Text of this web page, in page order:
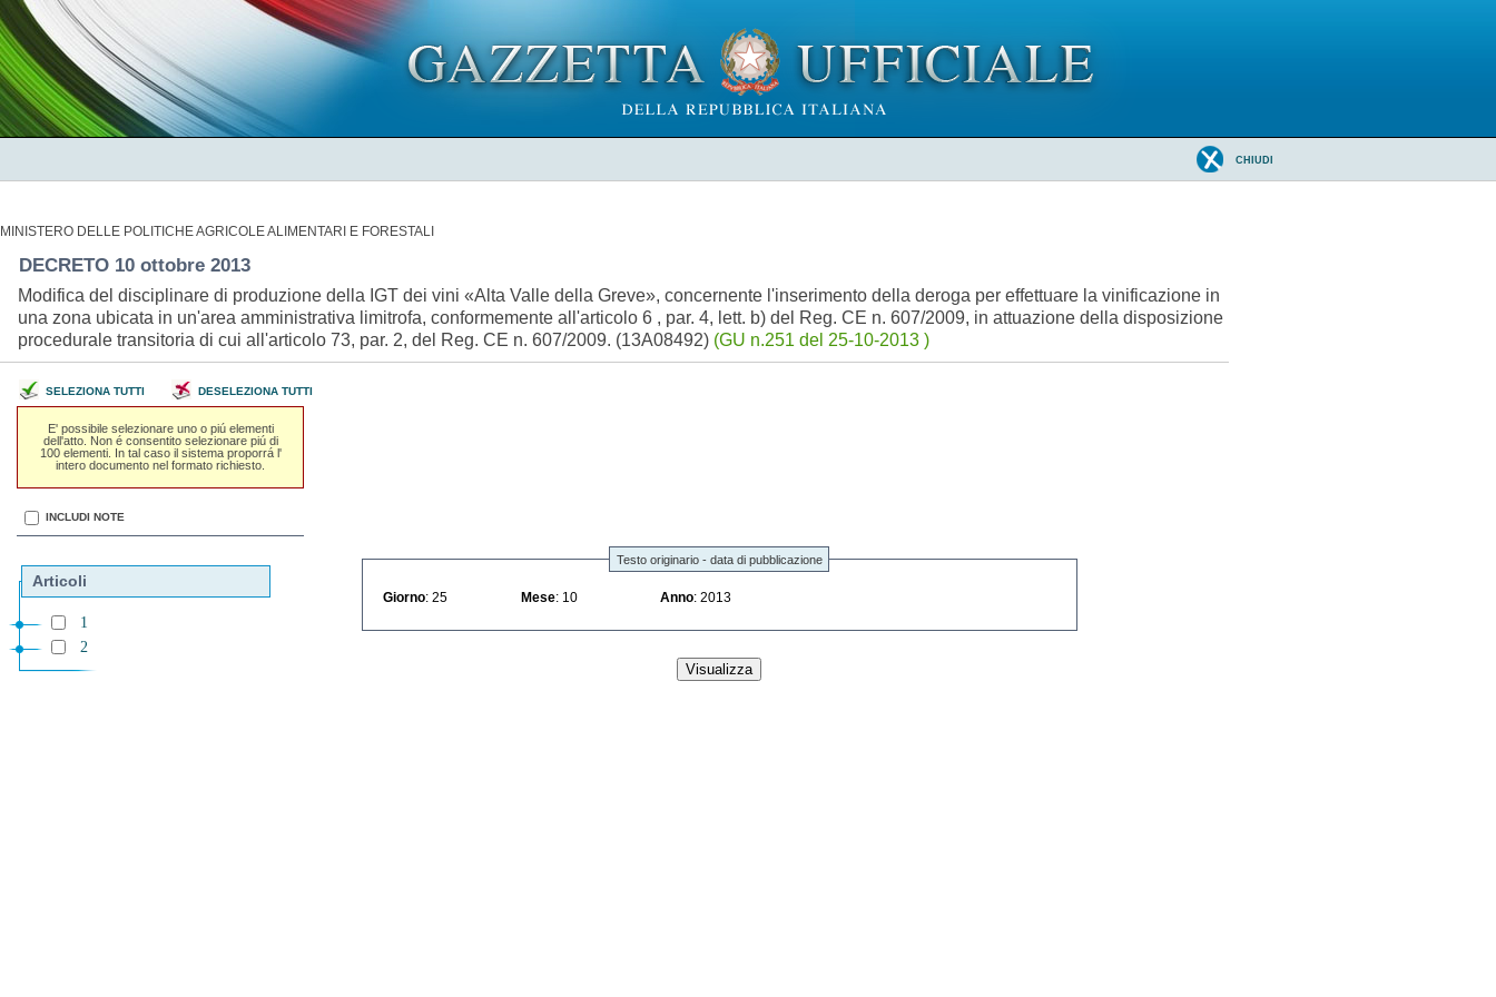
CHIUDI
MINISTERO DELLE POLITICHE AGRICOLE ALIMENTARI E FORESTALI
DECRETO 10 ottobre 2013
Modifica del disciplinare di produzione della IGT dei vini «Alta Valle della Greve», concernente l'inserimento della deroga per effettuare la vinificazione in
una zona ubicata in un'area amministrativa limitrofa, conformemente all'articolo 6 , par. 4, lett. b) del Reg. CE n. 607/2009, in attuazione della disposizione
procedurale transitoria di cui all'articolo 73, par. 2, del Reg. CE n. 607/2009. (13A08492) (GU n.251 del 25-10-2013 )
SELEZIONA TUTTI DESELEZIONA TUTTI
E' possibile selezionare uno o piú elementi
dell'atto. Non é consentito selezionare piú di
100 elementi. In tal caso il sistema proporrá l'
intero documento nel formato richiesto.
INCLUDI NOTE
Articoli
1
2
Testo originario - data di pubblicazione
Giorno : 25 Mese : 10 Anno : 2013